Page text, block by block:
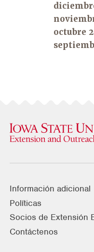
octubre
Información adicional
Políticas
Socios de Extensión
Contáctenos